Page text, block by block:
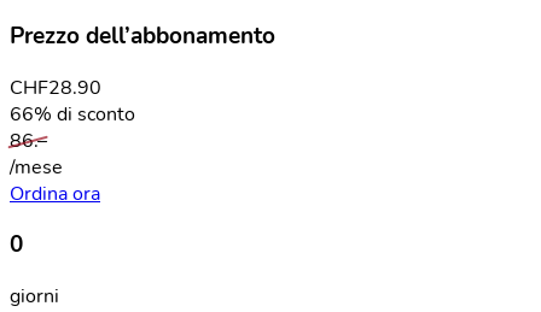
Prezzo dell’abbonamento
CHF28.90
66% di sconto
86.–
/mese
Ordina ora
0
giorni